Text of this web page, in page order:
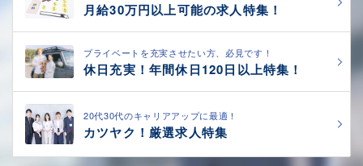
月給30万円以上可能の求人特集！
プライベートを充実させたい方、必見です！
休日充実！年間休日120日以上特集！
20代30代のキャリアアップに最適！
カツヤク！厳選求人特集